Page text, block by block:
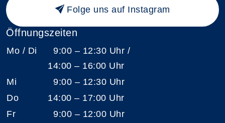
Folge uns auf Instagram
Öffnungszeiten
Mo / Di
9:00 – 12:30 Uhr /
14:00 – 16:00 Uhr
Mi
9:00 – 12:30 Uhr
Do
14:00 – 17:00 Uhr
Fr
9:00 – 12:00 Uhr